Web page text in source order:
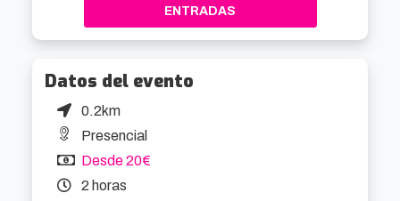
ENTRADAS
Datos del evento
0.2km
Presencial
Desde 20€
2 horas